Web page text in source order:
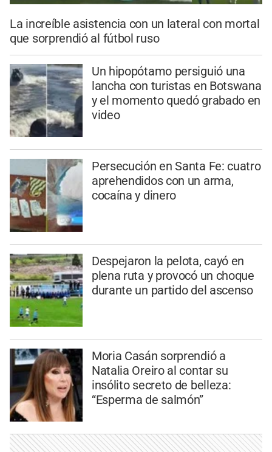
La increíble asistencia con un lateral con mortal
que sorprendió al fútbol ruso
Un hipopótamo persiguió una
lancha con turistas en Botswana
y el momento quedó grabado en
video
Persecución en Santa Fe: cuatro
aprehendidos con un arma,
cocaína y dinero
Despejaron la pelota, cayó en
plena ruta y provocó un choque
durante un partido del ascenso
Moria Casán sorprendió a
Natalia Oreiro al contar su
insólito secreto de belleza:
“Esperma de salmón”